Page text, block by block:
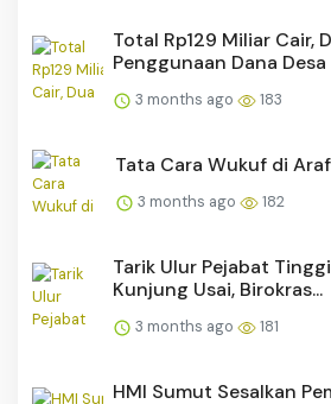
Total Rp129 Miliar Cair,
Penggunaan Dana Desa
3 months ago 183
Tata Cara Wukuf di
3 months ago 182
Tarik Ulur Pejabat
Kunjung Usai, Birokras...
3 months ago 181
HMI Sumut Sesalkan